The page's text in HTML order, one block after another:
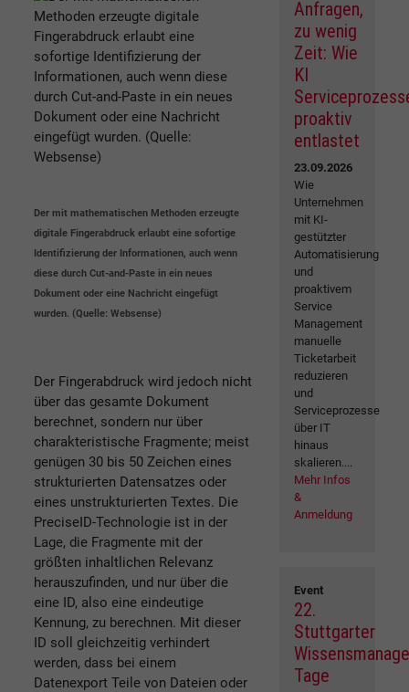
Der mit mathematischen Methoden erzeugte
digitale Fingerabdruck erlaubt eine sofortige
Identifizierung der Informationen, auch wenn
diese durch Cut-and-Paste in ein neues
Dokument oder eine Nachricht eingefügt
wurden. (Quelle: Websense)
Der Fingerabdruck wird jedoch nicht
über das gesamte Dokument
berechnet, sondern nur über
charakteristische Fragmente; meist
genügen 30 bis 50 Zeichen eines
strukturierten Datensatzes oder
eines unstrukturierten Textes. Die
PreciseID-Technologie ist in der
Lage, die Fragmente mit der
größten inhaltlichen Relevanz
herauszufinden, und nur über die
eine ID, also eine eindeutige
Kennung, zu berechnen. Mit dieser
ID soll gleichzeitig verhindert
werden, dass bei einem
Datenexport Teile von Dateien oder
Anfragen,
zu wenig
Zeit: Wie
KI
proaktiv
entlastet
23.09.2026
Wie
Unternehmen
mit KI-
gestützter
Automatisierung
und
proaktivem
Service
Management
manuelle
Ticketarbeit
reduzieren
und
Serviceprozesse
über IT
hinaus
skalieren....
Mehr Infos
&
Anmeldung
Event
22.
Stuttgarter
Tage